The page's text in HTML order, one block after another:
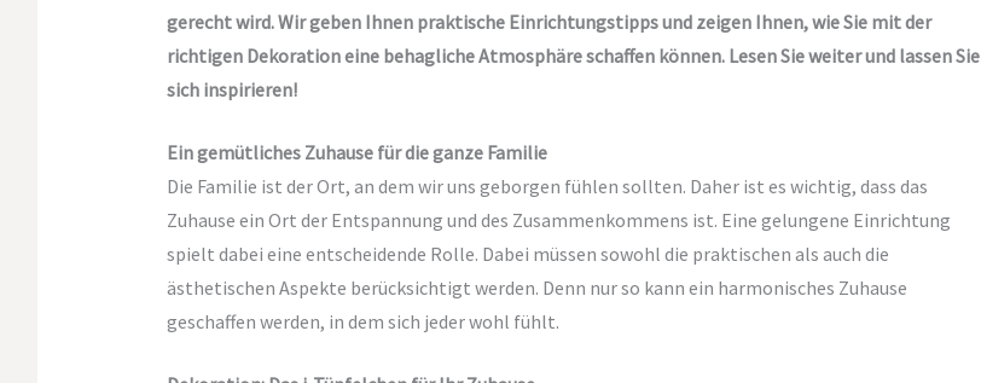
gerecht wird. Wir geben Ihnen praktische Einrichtungstipps und zeigen Ihnen, wie Sie mit der
richtigen Dekoration eine behagliche Atmosphäre schaffen können. Lesen Sie weiter und lassen Sie
sich inspirieren!
Ein gemütliches Zuhause für die ganze Familie
Die Familie ist der Ort, an dem wir uns geborgen fühlen sollten. Daher ist es wichtig, dass das
Zuhause ein Ort der Entspannung und des Zusammenkommens ist. Eine gelungene Einrichtung
spielt dabei eine entscheidende Rolle. Dabei müssen sowohl die praktischen als auch die
ästhetischen Aspekte berücksichtigt werden. Denn nur so kann ein harmonisches Zuhause
geschaffen werden, in dem sich jeder wohl fühlt.